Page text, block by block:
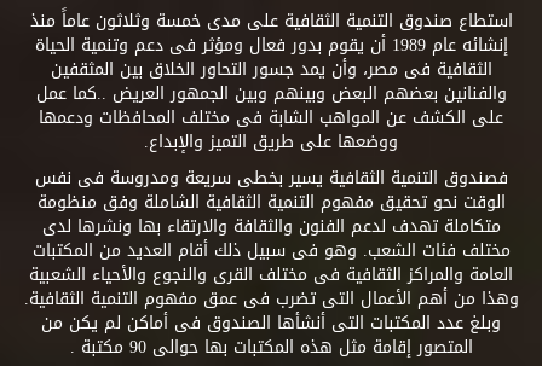
استطاع صندوق التنمية الثقافية على مدى خمسة وثلاثون عاماً منذ
إنشائه عام 1989 أن يقوم بدور فعال ومؤثر فى دعم وتنمية الحياة
الثقافية فى مصر، وأن يمد جسور التحاور الخلاق بين المثقفين
والفنانين بعضهم البعض وبينهم وبين الجمهور العريض ..كما عمل
على الكشف عن المواهب الشابة فى مختلف المحافظات ودعمها
ووضعها على طريق التميز والإبداع.
فصندوق التنمية الثقافية يسير بخطى سريعة ومدروسة فى نفس
الوقت نحو تحقيق مفهوم التنمية الثقافية الشاملة وفق منظومة
متكاملة تهدف لدعم الفنون والثقافة والارتقاء بها ونشرها لدى
مختلف فئات الشعب. وهو فى سبيل ذلك أقام العديد من المكتبات
العامة والمراكز الثقافية فى مختلف القرى والنجوع والأحياء الشعبية
وهذا من أهم الأعمال التى تضرب فى عمق مفهوم التنمية الثقافية.
وبلغ عدد المكتبات التى أنشأها الصندوق فى أماكن لم يكن من
المتصور إقامة مثل هذه المكتبات بها حوالى 90 مكتبة .